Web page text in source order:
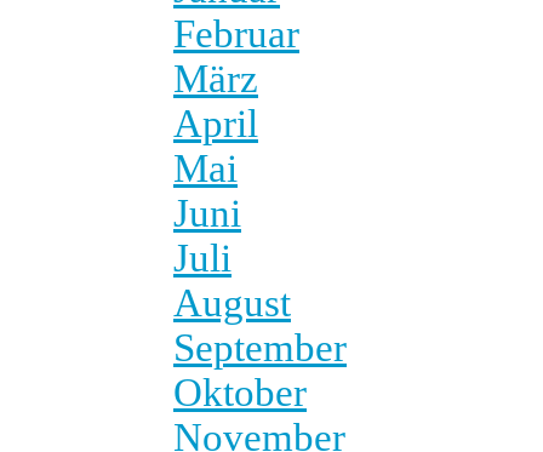
Februar
März
April
Mai
Juni
Juli
August
September
Oktober
November